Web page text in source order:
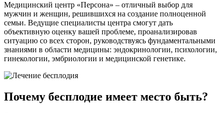
Медицинский центр «Персона» – отличный выбор для
мужчин и женщин, решившихся на создание полноценной
семьи. Ведущие специалисты центра смогут дать
объективную оценку вашей проблеме, проанализировав
ситуацию со всех сторон, руководствуясь фундаментальными
знаниями в области медицины: эндокринологии, психологии,
гинекологии, эмбриологии и медицинской генетике.
Почему бесплодие имеет место быть?